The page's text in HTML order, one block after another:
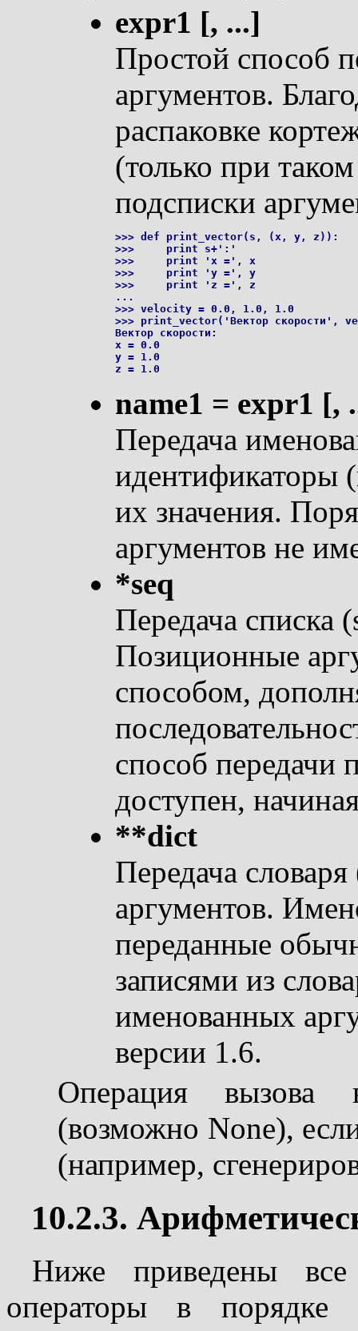
expr1 [, ...]
Простой способ
аргументов.
распаковке
(только при
подсписки
>>> def print_vector(s, (x, y, z)):
>>>     print s+':'
>>>     print 'x =', x
>>>     print 'y =', y
>>>     print 'z =', z
...
>>> velocity = 0.0, 1.0, 1.0
>>> print_vector('Вектор скорости',
Вектор скорости:
x = 0.0
y = 1.0
name1 = expr1 [,
Передача
идентификаторы
их значения.
аргументов не
*seq
Передача списка
Позиционные
способом,
способ передачи
доступен,
**dict
Передача
аргументов.
переданные
записями из
именованных
версии 1.6.
Операция вызова
(возможно None),
(например,
10.2.3.
Ниже приведены
операторы в порядке